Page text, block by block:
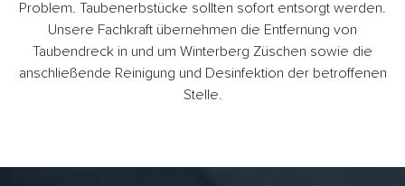
Problem. Taubenerbstücke sollten sofort entsorgt werden.
Unsere Fachkraft übernehmen die Entfernung von
Taubendreck in und um Winterberg Züschen sowie die
anschließende Reinigung und Desinfektion der betroffenen
Stelle.